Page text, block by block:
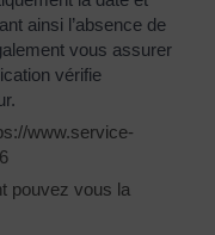
ainsi l’absence de
vous assurer
vérifie
www.service-
pouvez vous la